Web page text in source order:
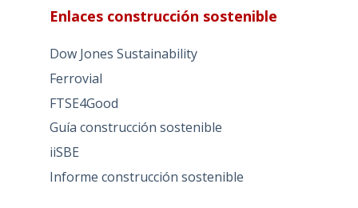
Enlaces construcción sostenible
Dow Jones Sustainability
Ferrovial
FTSE4Good
Guía construcción sostenible
iiSBE
Informe construcción sostenible